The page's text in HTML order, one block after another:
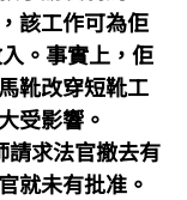
該工作可為佢
。事實上，佢
靴改穿短靴工
受影響。
求法官撤去有
就未有批准。